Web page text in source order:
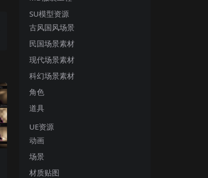
SU模型资源
古风国风场景
民国场景素材
现代场景素材
科幻场景素材
角色
道具
UE资源
动画
场景
材质贴图